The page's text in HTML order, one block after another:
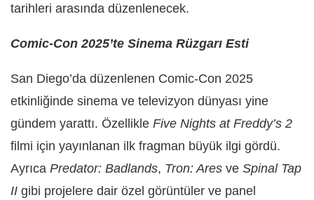
tarihleri arasında düzenlenecek.
Comic-Con 2025’te Sinema Rüzgarı Esti
San Diego’da düzenlenen Comic-Con 2025
etkinliğinde sinema ve televizyon dünyası yine
gündem yarattı. Özellikle Five Nights at Freddy’s 2
filmi için yayınlanan ilk fragman büyük ilgi gördü.
Ayrıca Predator: Badlands, Tron: Ares ve Spinal Tap
II gibi projelere dair özel görüntüler ve panel